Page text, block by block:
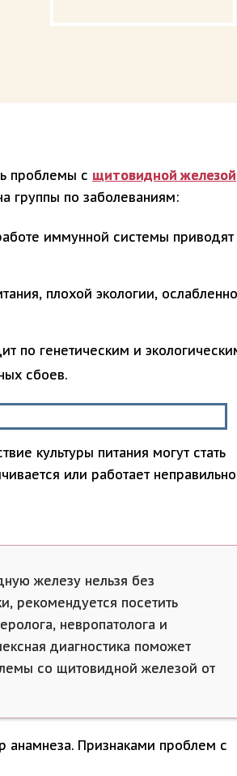
проблемы с щитовидной железой
группы по заболеваниям:
иммунной системы приводят
плохой экологии,
по генетическим и
сбоев.
культуры питания могут стать
или работает
железу нельзя без
рекомендуется посетить
невропатолога и
диагностика поможет
со щитовидной железой от
анамнеза. Признаками проблем с